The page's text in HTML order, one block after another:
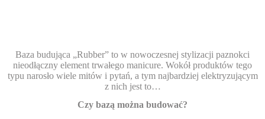
Baza budująca „Rubber” to w nowoczesnej stylizacji paznokci
nieodłączny element trwałego manicure. Wokół produktów tego
typu narosło wiele mitów i pytań, a tym najbardziej elektryzującym
z nich jest to…
Czy bazą można budować?